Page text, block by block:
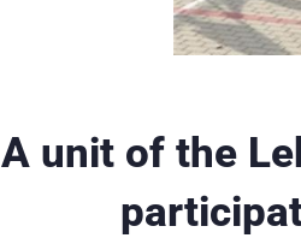
A unit of the